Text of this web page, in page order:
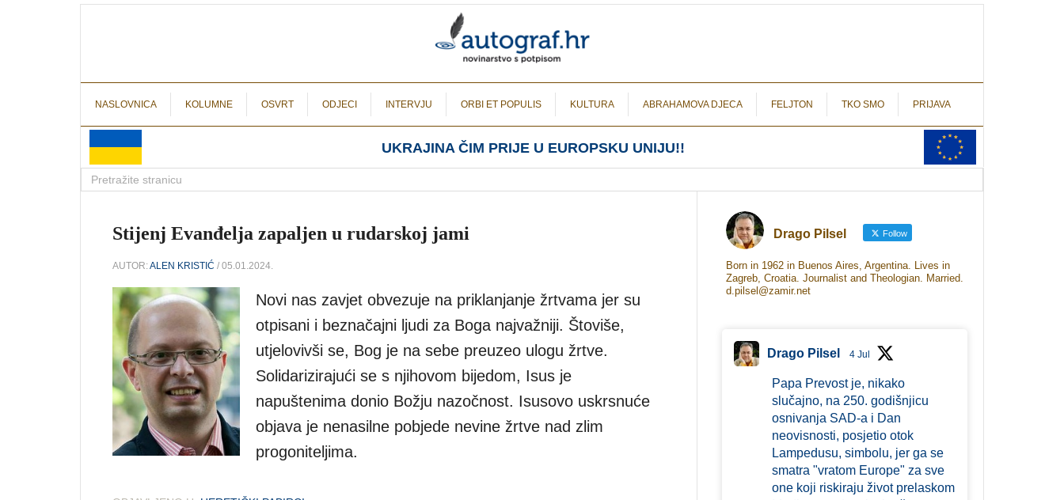
NASLOVNICA KOLUMNE OSVRT ODJECI INTERVJU ORBI ET POPULIS KULTURA ABRAHAMOVA DJECA FELJTON TKO SMO PRIJAVA
UKRAJINA ČIM PRIJE U EUROPSKU UNIJU!!
Stijenj Evanđelja zapaljen u rudarskoj jami
AUTOR:ALEN KRISTIĆ / 05.01.2024.
Novi nas zavjet obvezuje na priklanjanje žrtvama jer su
otpisani i beznačajni ljudi za Boga najvažniji. Štoviše,
utjelovivši se, Bog je na sebe preuzeo ulogu žrtve.
Solidarizirajući se s njihovom bijedom, Isus je
napuštenima donio Božju nazočnost. Isusovo uskrsnuće
objava je nenasilne pobjede nevine žrtve nad zlim
progoniteljima.
Drago Pilsel Follow
Born in 1962 in Buenos Aires, Argentina. Lives in
Zagreb, Croatia. Journalist and Theologian. Married.
d.pilsel@zamir.net
Drago Pilsel 4 Jul
Papa Prevost je, nikako
slučajno, na 250. godišnjicu
osnivanja SAD-a i Dan
neovisnosti, posjetio otok
Lampedusu, simbolu, jer ga se
smatra "vratom Europe" za sve
one koji riskiraju život prelaskom